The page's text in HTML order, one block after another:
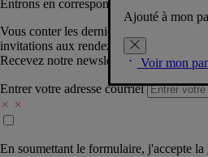
Ajouté à mon
Voir mon
Entrons en correspondance​
Vous conter les dernières créations de
invitations aux rendez-vous Diptyque,
Recevez notre newsletter.
Entrer votre adresse courriel
En soumettant le formulaire, j'accepte la